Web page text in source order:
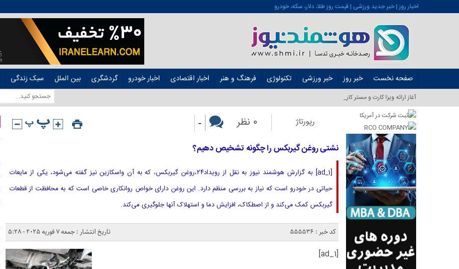
اخبار روز | خبر جدید ورزشی | قیمت روز طلا، دلار، سکه، خودرو
صفحه نخست خبر روز خبر ورزشی تکنولوژی فرهنگ و هنر اخبار اقتصادی اخبار خودرو گردشگری بین الملل سبک زندگی
آغاز ارائه ویزا کارت و مستر کارت در ایران از شه_
رپورتاژ 0 نظر -
نشتی روغن گیربکس را چگونه تشخیص دهیم؟
[ad_1] به گزارش هوشمند نیوز به نقل از رویداد۲۴،روغن گیربکس، که به آن واسکازین نیز گفته می‌شود، یکی از مایعات
حیاتی در خودرو است که نیاز به بررسی منظم دارد. این روغن دارای خواص روانکاری خاصی است که به محافظت از قطعات
گیربکس کمک می‌کند و از اصطکاک، افزایش دما و استهلاک آنها جلوگیری می‌کند.
کد خبر : 555536 تاریخ انتشار : جمعه 7 فوریه 2025 - 5:28
[ad_1]